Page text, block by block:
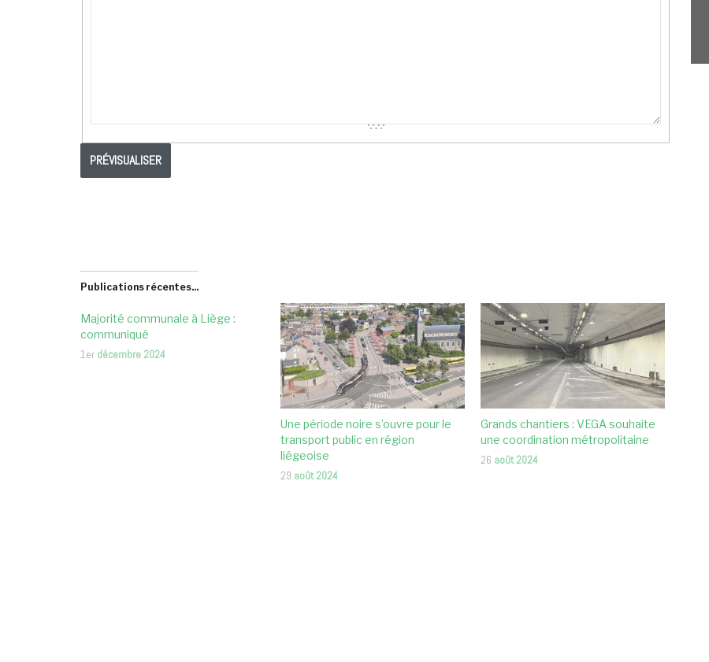
Publications récentes...
Majorité communale à Liège :
communiqué
1er décembre 2024
Une période noire s’ouvre pour le
transport public en région
liégeoise
29 août 2024
Grands chantiers : VEGA souhaite
une coordination métropolitaine
26 août 2024